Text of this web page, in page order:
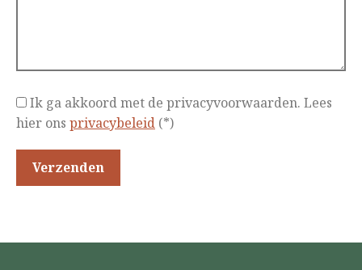
Ik ga akkoord met de privacyvoorwaarden. Lees
hier ons privacybeleid (*)